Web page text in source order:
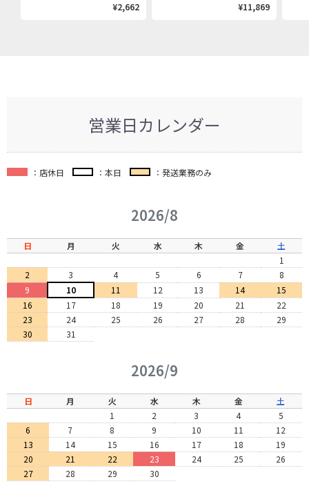
¥2,662
¥11,869
営業日カレンダー
：店休日 ：本日 ：発送業務のみ
2026/8
日 月 火 水 木 金
土
1
2
3 4 5 6 7
8
9
10 11 12 13 14
15
16
17 18 19 20 21
22
23
24 25 26 27 28
29
30
31
2026/9
日 月 火 水 木 金
土
1
2 3 4
5
6
7 8 9 10 11
12
13
14 15 16 17 18
19
20
21 22 23 24 25
26
27
28 29 30